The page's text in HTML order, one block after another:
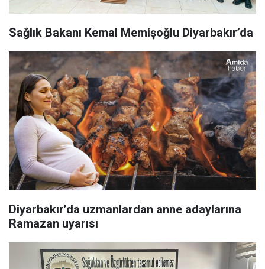
Sağlık Bakanı Kemal Memişoğlu Diyarbakır’da
Diyarbakır’da uzmanlardan anne adaylarına
Ramazan uyarısı